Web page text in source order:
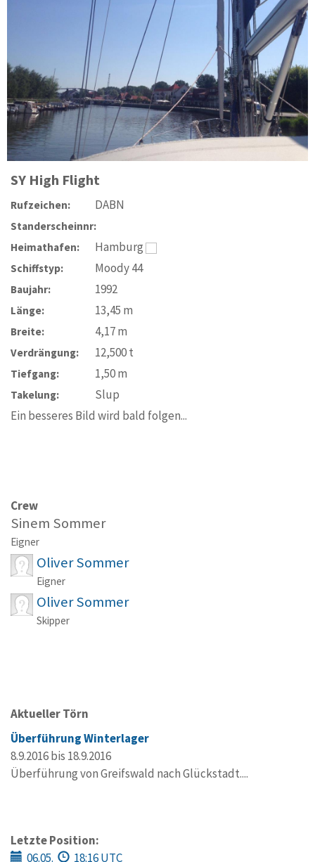
SY High Flight
Rufzeichen: DABN
Standerscheinnr:
Heimathafen:
Hamburg
Schiffstyp: Moody 44
Baujahr: 1992
Länge: 13,45 m
Breite: 4,17m
Verdrängung: 12,500t
Tiefgang: 1,50m
Takelung:
Slup
Ein besseres Bild wird bald folgen...
Crew
Sinem Sommer
Eigner
Oliver Sommer
Eigner
Oliver Sommer
Skipper
Aktueller Törn
Überführung Winterlager
8.9.2016 bis 18.9.2016
Überführung von Greifswald nach Glückstadt....
Letzte Position:
06.05.
18:16 UTC